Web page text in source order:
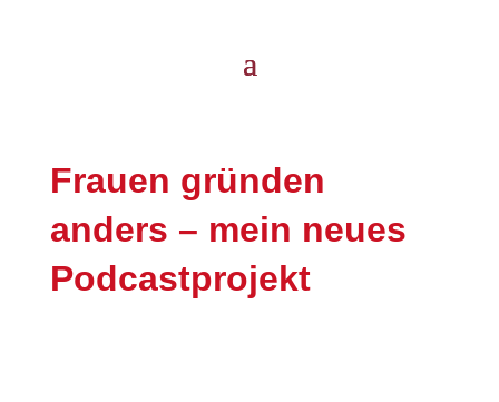
Frauen gründen
anders – mein neues
Podcastprojekt